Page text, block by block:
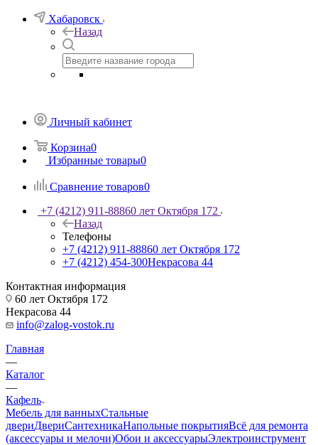
Хабаровск
Назад
Личный кабинет
Корзина0
Избранные товары0
Сравнение товаров0
+7 (4212) 911-88860 лет Октября 172
Назад
Телефоны
+7 (4212) 911-88860 лет Октября 172
+7 (4212) 454-300Некрасова 44
Контактная информация
60 лет Октября 172
Некрасова 44
info@zalog-vostok.ru
Главная
—
Каталог
—
Кафель
Мебель для ванныхСтальные
двериДвериСантехникаНапольные покрытияВсё для ремонта
(аксессуары и мелочи)Обои и аксессуарыЭлектроинструмент